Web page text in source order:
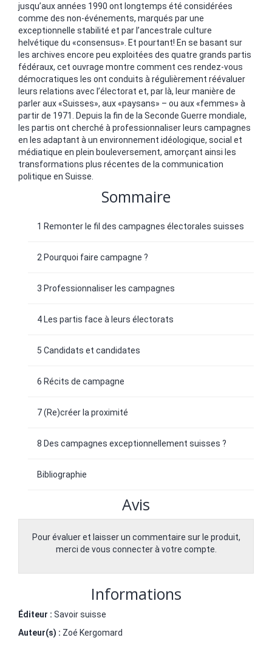
jusqu’aux années 1990 ont longtemps été considérées
comme des non-événements, marqués par une
exceptionnelle stabilité et par l’ancestrale culture
helvétique du «consensus». Et pourtant! En se basant sur
les archives encore peu exploitées des quatre grands partis
fédéraux, cet ouvrage montre comment ces rendez-vous
démocratiques les ont conduits à régulièrement réévaluer
leurs relations avec l’électorat et, par là, leur manière de
parler aux «Suisses», aux «paysans» – ou aux «femmes» à
partir de 1971. Depuis la fin de la Seconde Guerre mondiale,
les partis ont cherché à professionnaliser leurs campagnes
en les adaptant à un environnement idéologique, social et
médiatique en plein bouleversement, amorçant ainsi les
transformations plus récentes de la communication
politique en Suisse.
Sommaire
1 Remonter le fil des campagnes électorales suisses
2 Pourquoi faire campagne ?
3 Professionnaliser les campagnes
4 Les partis face à leurs électorats
5 Candidats et candidates
6 Récits de campagne
7 (Re)créer la proximité
8 Des campagnes exceptionnellement suisses ?
Bibliographie
Avis
Pour évaluer et laisser un commentaire sur le produit,
merci de vous connecter à votre compte.
Informations
Éditeur : Savoir suisse
Auteur(s) : Zoé Kergomard